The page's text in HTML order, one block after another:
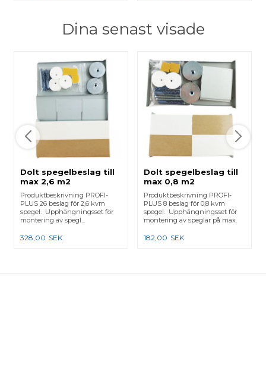
Dina senast visade
Dolt spegelbeslag till
max 2,6 m2
Produktbeskrivning PROFI-
PLUS 26 beslag för 2,6 kvm
spegel. Upphängningsset för
montering av spegl...
328,00 SEK
Dolt spegelbeslag till
max 0,8 m2
Produktbeskrivning PROFI-
PLUS 8 beslag för 0,8 kvm
spegel. Upphängningsset för
montering av speglar på max.
182,00 SEK